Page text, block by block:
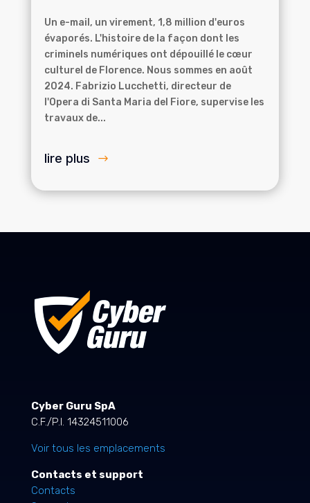
Un e-mail, un virement, 1,8 million d'euros
évaporés. L'histoire de la façon dont les
criminels numériques ont dépouillé le cœur
culturel de Florence. Nous sommes en août
2024. Fabrizio Lucchetti, directeur de
l'Opera di Santa Maria del Fiore, supervise les
travaux de...
lire plus
Cyber Guru SpA
C.F./P.I. 14324511006
Voir tous les emplacements
Contacts et support
Contacts